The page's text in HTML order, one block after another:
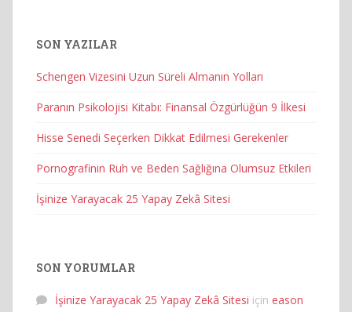
SON YAZILAR
Schengen Vizesini Uzun Süreli Almanın Yolları
Paranın Psikolojisi Kitabı: Finansal Özgürlüğün 9 İlkesi
Hisse Senedi Seçerken Dikkat Edilmesi Gerekenler
Pornografinin Ruh ve Beden Sağlığına Olumsuz Etkileri
İşinize Yarayacak 25 Yapay Zekâ Sitesi
SON YORUMLAR
İşinize Yarayacak 25 Yapay Zekâ Sitesi için eason